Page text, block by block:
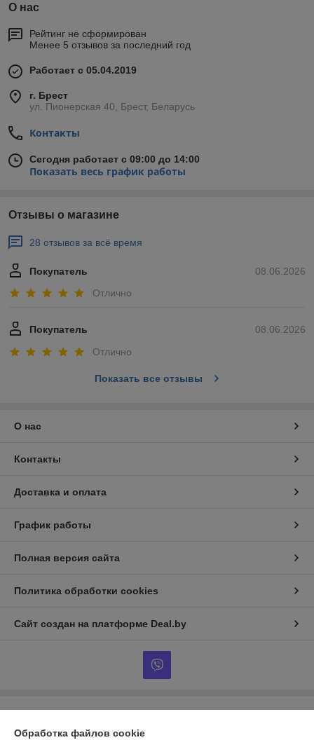
О нас
Рейтинг не сформирован
Менее 5 отзывов за последний год
Работает с 05.04.2019
г. Брест
ул. Пионерская 40, Брест, Беларусь
Контакты
Сегодня работает с 09:00 до 14:00
Показать весь график работы
Отзывы о магазине
28 отзывов за всё время
08.06.2026
Покупатель
Отлично
08.06.2026
Покупатель
Отлично
Показать все отзывы
О нас
Контакты
Доставка и оплата
График работы
Полная версия сайта
Политика обработки cookies
Сайт создан на платформе Deal.by
Обработка файлов cookie